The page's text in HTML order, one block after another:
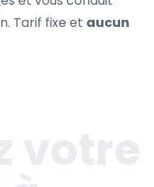
Tarif fixe et aucun